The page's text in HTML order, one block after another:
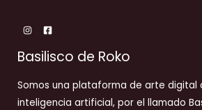
Basilisco de Roko
Somos una plataforma de arte digital
inteligencia artificial, por el llamado